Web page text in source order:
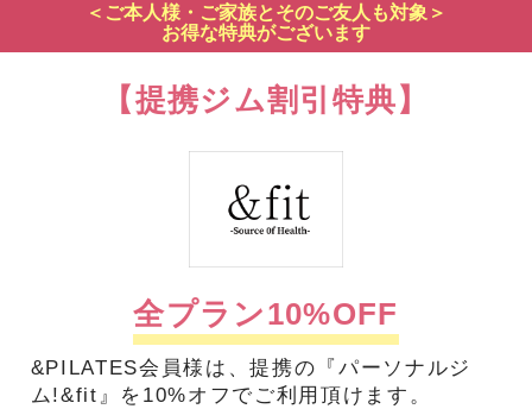
＜ご本人様・ご家族とそのご友人も対象＞
お得な特典がございます
【提携ジム割引特典】
全プラン10%OFF
&PILATES会員様は、提携の『パーソナルジ
ム!&fit』を10%オフでご利用頂けます。